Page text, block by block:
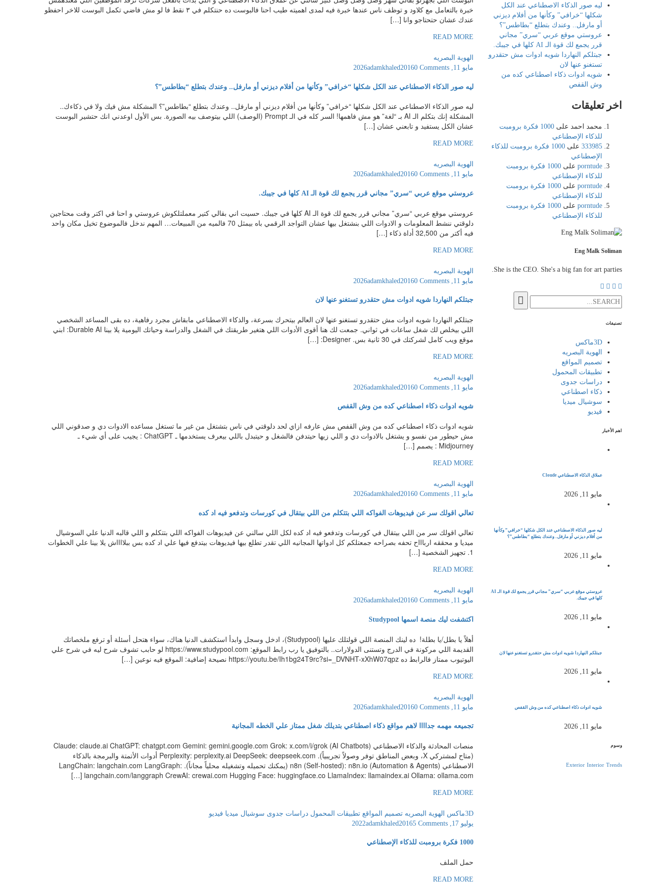
خبرة بالتعامل مع كلاود و توظف ناس عندها خبرة فيه لمدى اهميته طيب احنا فالبوست ده حنتكلم في ٣ نقط فا لو مش فاضي تكمل البوست للاخر احفظو
عندك عشان حتحتاجو وانا […]
READ MORE
الهوية البصريه
مايو 11, 2026
adamkhaled20160 Comments
ليه صور الذكاء الاصطناعي عند الكل شكلها “خرافي” وكأنها من أفلام ديزني أو مارفل.. وعندك بتطلع “بطاطس”؟
ليه صور الذكاء الاصطناعي عند الكل شكلها “خرافي” وكأنها من أفلام ديزني أو مارفل.. وعندك بتطلع “بطاطس”؟ المشكلة مش فيك ولا في ذكاءك..
المشكلة إنك بتكلم الـ AI بـ “لغة” هو مش فاهمها! السر كله في الـ Prompt (الوصف) اللي بيتوصف بيه الصورة. بس الأول اوعدني انك حتشير البوست
عشان الكل يستفيد و تابعني عشان […]
READ MORE
الهوية البصريه
مايو 11, 2026
adamkhaled20160 Comments
عروستي موقع عربي “سري” مجاني قرر يجمع لك قوة الـ AI كلها في جيبك.
عروستي موقع عربي “سري” مجاني قرر يجمع لك قوة الـ AI كلها في جيبك. حسيت اني بقالي كتير معملتلكوش عروستي و احنا في اكتر وقت محتاجين
دلوقتي ننشط المعلومات و الادوات اللي بنشتغل بيها عشان التواجد الرقمي باه بيمثل 70 فالميه من المبيعات… المهم ندخل فالموضوع تخيل مكان واحد
فيه أكتر من 32,500 أداة ذكاء […]
READ MORE
الهوية البصريه
مايو 11, 2026
adamkhaled20160 Comments
جبتلكم النهاردا شويه ادوات مش حتقدرو تستغنو عنها لان
جبتلكم النهاردا شويه ادوات مش حتقدرو تستغنو عنها لان العالم بيتحرك بسرعة، والذكاء الاصطناعي مابقاش مجرد رفاهية، ده بقى المساعد الشخصي
اللي بيخلص لك شغل ساعات في ثواني. جمعت لك هنا أقوى الأدوات اللي هتغير طريقتك في الشغل والدراسة وحياتك اليومية يلا بينا ​Durable AI: ابني
موقع ويب كامل لشركتك في 30 ثانية بس. ​Designer: […]
READ MORE
الهوية البصريه
مايو 11, 2026
adamkhaled20160 Comments
شويه ادوات ذكاء اصطناعي كده من وش القفص
شويه ادوات ذكاء اصطناعي كده من وش القفص مش عارفه ازاي لحد دلوقتي في ناس بتشتغل من غير ما تستغل مساعده الادوات دي و صدقوني اللي
مش حيطور من نفسو و يشتغل بالادوات دي و اللي زيها حيتدفن فالشغل و حيتبدل باللي بيعرف يستخدمها ـ ChatGPT : يجيب على أي شيء ـ
Midjourney : يصمم […]
READ MORE
الهوية البصريه
مايو 11, 2026
adamkhaled20160 Comments
تعالي اقولك سر عن فيديوهات الفواكه اللي بتتكلم من اللي بيتقال في كورسات وتدفعو فيه اد كده
تعالي اقولك سر من اللي بيتقال في كورسات وتدفعو فيه اد كده لكل اللي سالني عن فيديوهات الفواكه اللي بتتكلم و اللي قالبه الدنيا علي السوشيال
1. تجهيز الشخصية […]
READ MORE
الهوية البصريه
مايو 11, 2026
adamkhaled20160 Comments
اكتشفت ليك منصة اسمها Studypool
أهلاً يا بطل/يا بطلة! ​ ده لينك المنصة اللي قولتلك عليها (Studypool)، ادخل وسجل وابدأ استكشف الدنيا هناك، سواء هتحل أسئلة أو ترفع ملخصاتك
القديمة اللي مركونة في الدرج وتستنى الدولارات.. بالتوفيق يا رب ​رابط الموقع: https://www.studypool.com لو حابب تشوف شرح ليه في شرح علي
اليوتيوب ممتاز فالرابط ده https://youtu.be/Ih1bg24T9rc?si=_DVNHT-xXhW07qpz ​نصيحة إضافية: الموقع فيه نوعين […]
READ MORE
الهوية البصريه
مايو 11, 2026
adamkhaled20160 Comments
تجميعه مهمه جداااا لاهم مواقع ذكاء اصطناعي بتديلك شغل ممتاز علي الخطه المجانية
منصات المحادثة والذكاء الاصطناعي (AI Chatbots) Claude: claude.ai ChatGPT: chatgpt.com Gemini: gemini.google.com Grok: x.com/i/grok
(متاح لمشتركي X، وبعض المناطق توفر وصولاً تجريبياً). Perplexity: perplexity.ai DeepSeek: deepseek.com أدوات الأتمتة والبرمجة بالذكاء
الاصطناعي (Automation & Agents) n8n (Self-hosted): n8n.io (يمكنك تحميله وتشغيله محلياً مجاناً). LangChain: langchain.com LangGraph:
langchain.com/langgraph CrewAI: crewai.com Hugging Face: huggingface.co LlamaIndex: llamaindex.ai Ollama: ollama.com […]
READ MORE
3Dماكس الهوية البصريه تصميم المواقع تطبيقات المحمول دراسات جدوى سوشيال ميديا فيديو
يوليو 17, 2022
adamkhaled20165 Comments
1000 فكرة برومبت للذكاء الإصطناعي
حمل الملف
READ MORE
ليه صور الذكاء الاصطناعي عند الكل
شكلها “خرافي” وكأنها من أفلام ديزني
أو مارفل.. وعندك بتطلع “بطاطس”؟
عروستي موقع عربي “سري” مجاني
قرر يجمع لك قوة الـ AI كلها في جيبك.
جبتلكم النهاردا شويه ادوات مش حتقدرو
تستغنو عنها لان
شويه ادوات ذكاء اصطناعي كده من
وش القفص
اخر تعليقات
محمد احمد على
1000 فكرة برومبت
للذكاء الإصطناعي
333985 على
1000 فكرة برومبت للذكاء
الإصطناعي
porntude على
1000 فكرة برومبت
للذكاء الإصطناعي
porntude على
1000 فكرة برومبت
للذكاء الإصطناعي
porntude على
1000 فكرة برومبت
للذكاء الإصطناعي
Eng Malk Soliman
She is the CEO. She's a big fan for art parties.
تصنيفات
3Dماكس
الهوية البصريه
تصميم المواقع
تطبيقات المحمول
دراسات جدوى
ذكاء اصطناعي
سوشيال ميديا
فيديو
اهم الأخبار
عملاق الذكاء الاصطناعي Cloude
مايو 11, 2026
ليه صور الذكاء الاصطناعي عند الكل شكلها “خرافي” وكأنها
من أفلام ديزني أو مارفل.. وعندك بتطلع “بطاطس”؟
مايو 11, 2026
عروستي موقع عربي “سري” مجاني قرر يجمع لك قوة الـ AI
كلها في جيبك.
مايو 11, 2026
جبتلكم النهاردا شويه ادوات مش حتقدرو تستغنو عنها لان
مايو 11, 2026
شويه ادوات ذكاء اصطناعي كده من وش القفص
مايو 11, 2026
وسوم
Exterior Interior Trends